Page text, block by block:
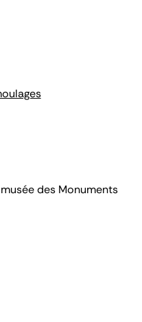
des Monuments